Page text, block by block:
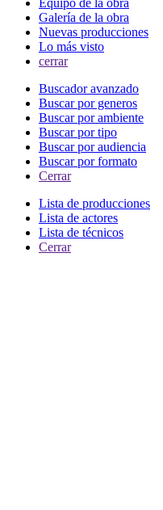
Galería de la obra
Nuevas producciones
Lo más visto
cerrar
Buscador avanzado
Buscar por generos
Buscar por ambiente
Buscar por tipo
Buscar por audiencia
Buscar por formato
Cerrar
Lista de producciones
Lista de actores
Lista de técnicos
Cerrar